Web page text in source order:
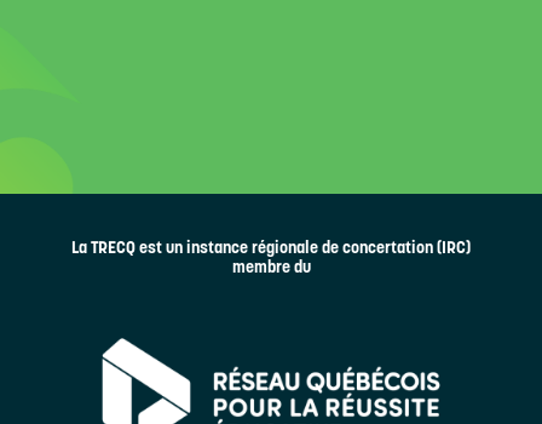
La TRECQ est un instance régionale de concertation (IRC)
membre du